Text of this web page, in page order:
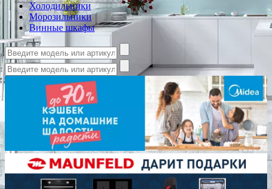
Холодильники
Морозильники
Винные шкафы